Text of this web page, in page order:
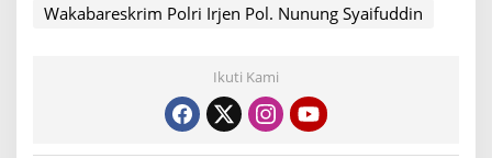
Wakabareskrim Polri Irjen Pol. Nunung Syaifuddin
Ikuti Kami